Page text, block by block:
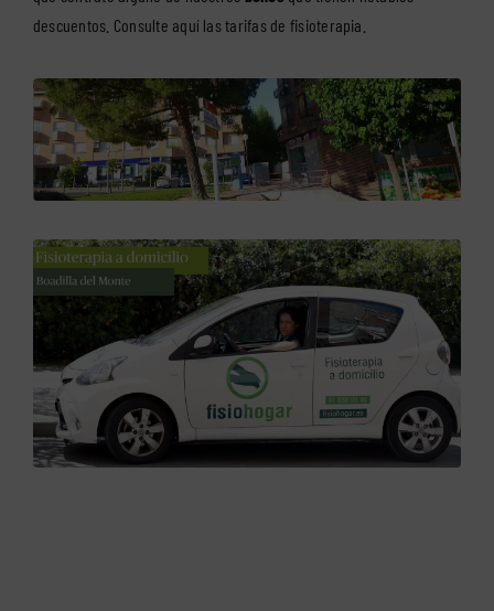
descuentos. Consulte aquí lastarifas de fisioterapia